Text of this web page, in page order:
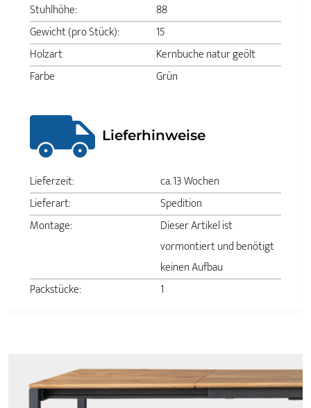
Stuhlhöhe:
88
Gewicht (pro Stück):
15
Holzart
Kernbuche natur geölt
Farbe
Grün
Lieferhinweise
Lieferzeit:
ca. 13 Wochen
Lieferart:
Spedition
Montage:
Dieser Artikel ist
vormontiert und benötigt
keinen Aufbau
Packstücke:
1